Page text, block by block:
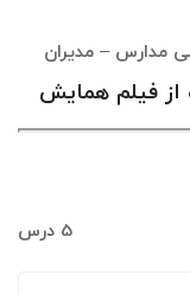
مدارس – مدیران
از فیلم همایش
5 درس